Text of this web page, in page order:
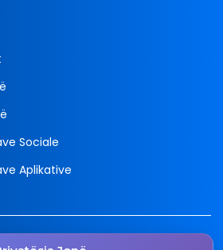
rinj Bachelor në
2026/2027
30/06/2026
Sociale
Aplikative